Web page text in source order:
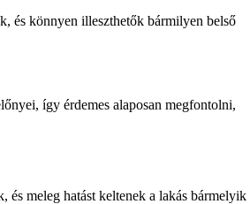
és könnyen illeszthetők bármilyen belső
így érdemes alaposan megfontolni,
és meleg hatást keltenek a lakás bármelyik